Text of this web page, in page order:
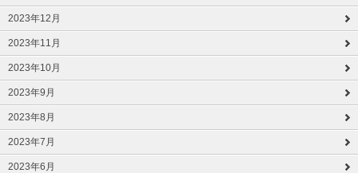
2023年12月
2023年11月
2023年10月
2023年9月
2023年8月
2023年7月
2023年6月